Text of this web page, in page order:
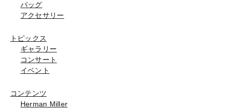
バッグ
アクセサリー
トピックス
ギャラリー
コンサート
イベント
コンテンツ
Herman Miller